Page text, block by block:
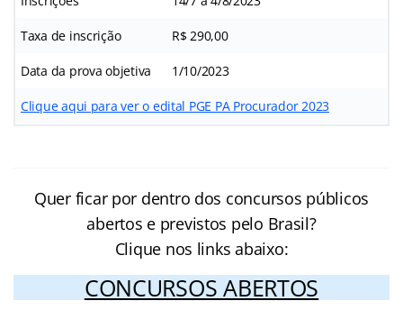
Taxa de inscrição R$ 290,00
Data da prova objetiva 1/10/2023
Clique aqui para ver o edital PGE PA Procurador 2023
Quer ficar por dentro dos concursos públicos
abertos e previstos pelo Brasil?
Clique nos links abaixo:
CONCURSOS ABERTOS